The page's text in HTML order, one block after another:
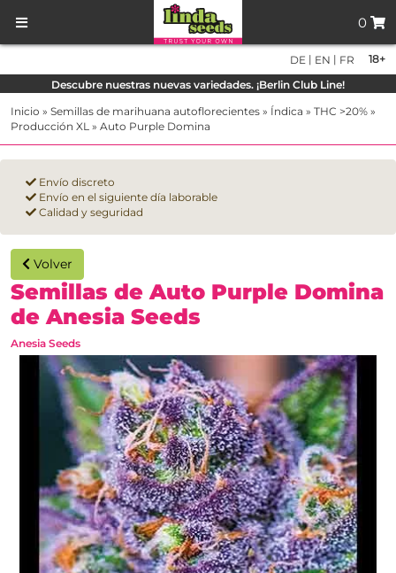
0
18+
DE | EN | FR
Descubre nuestras nuevas variedades. ¡Berlin Club Line!
Inicio » Semillas de marihuana autoflorecientes » Índica » THC >20% »
Producción XL » Auto Purple Domina
Envío discreto
Envío en el siguiente día laborable
Calidad y seguridad
Volver
Semillas de Auto Purple Domina
de Anesia Seeds
Anesia Seeds